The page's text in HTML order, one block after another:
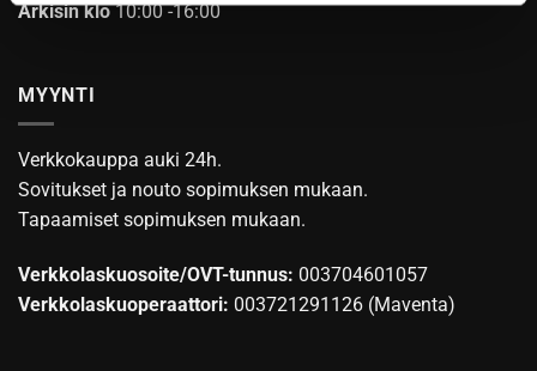
Arkisin klo10:00 -16:00
MYYNTI
Verkkokauppa auki 24h.
Sovitukset ja nouto sopimuksen mukaan.
Tapaamiset sopimuksen mukaan.
Verkkolaskuosoite/OVT-tunnus: 003704601057
Verkkolaskuoperaattori: 003721291126 (Maventa)